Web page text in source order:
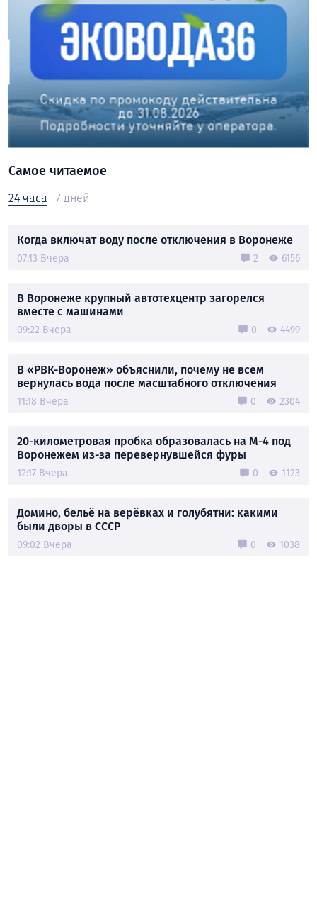
Самое читаемое
24 часа 7 дней
Когда включат воду после отключения в Воронеже
07:13 Вчера 2 6156
В Воронеже крупный автотехцентр загорелся
вместе с машинами
09:22 Вчера 0 4499
В «РВК-Воронеж» объяснили, почему не всем
вернулась вода после масштабного отключения
11:18 Вчера 0 2304
20-километровая пробка образовалась на М-4 под
Воронежем из-за перевернувшейся фуры
12:17 Вчера 0 1123
Домино, бельё на верёвках и голубятни: какими
были дворы в СССР
09:02 Вчера 0 1038